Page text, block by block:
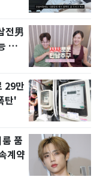
전男
화
29만
탄'
품
계약